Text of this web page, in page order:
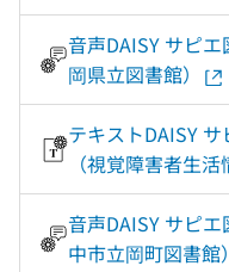
音声DAISY サピ
岡県立図書館）
テキストDAISY
（視覚障害者生
音声DAISY サピ
中市立岡町図書館）